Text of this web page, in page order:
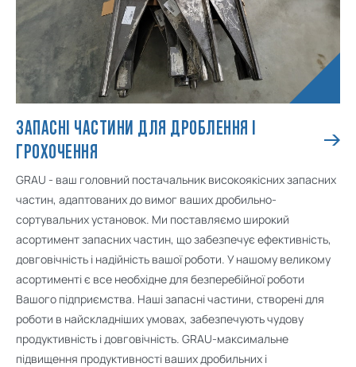
ЗАПАСНІ ЧАСТИНИ ДЛЯ ДРОБЛЕННЯ І
ГРОХОЧЕННЯ
GRAU - ваш головний постачальник високоякісних запасних
частин, адаптованих до вимог ваших дробильно-
сортувальних установок. Ми поставляємо широкий
асортимент запасних частин, що забезпечує ефективність,
довговічність і надійність вашої роботи. У нашому великому
асортименті є все необхідне для безперебійної роботи
Вашого підприємства. Наші запасні частини, створені для
роботи в найскладніших умовах, забезпечують чудову
продуктивність і довговічність. GRAU-максимальне
підвищення продуктивності ваших дробильних і